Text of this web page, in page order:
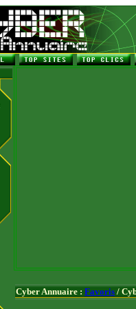
Cyber Annuaire : Favoris /